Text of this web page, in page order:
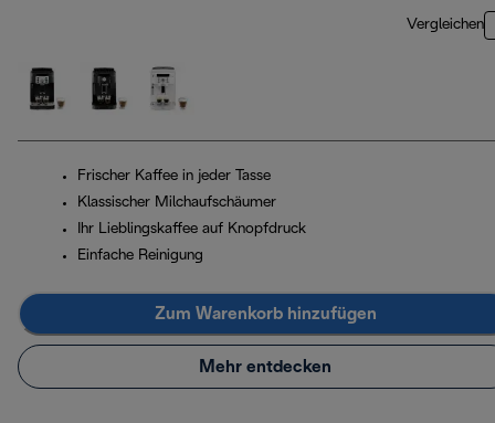
Vergleichen
Frischer Kaffee in jeder Tasse
Klassischer Milchaufschäumer
Ihr Lieblingskaffee auf Knopfdruck
Einfache Reinigung
Zum Warenkorb hinzufügen
Mehr entdecken